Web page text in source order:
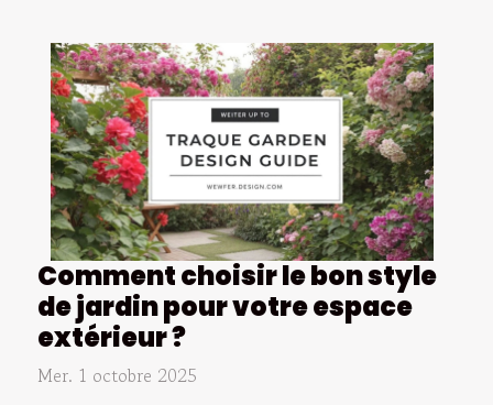
Comment choisir le bon style
de jardin pour votre espace
extérieur ?
Mer. 1 octobre 2025